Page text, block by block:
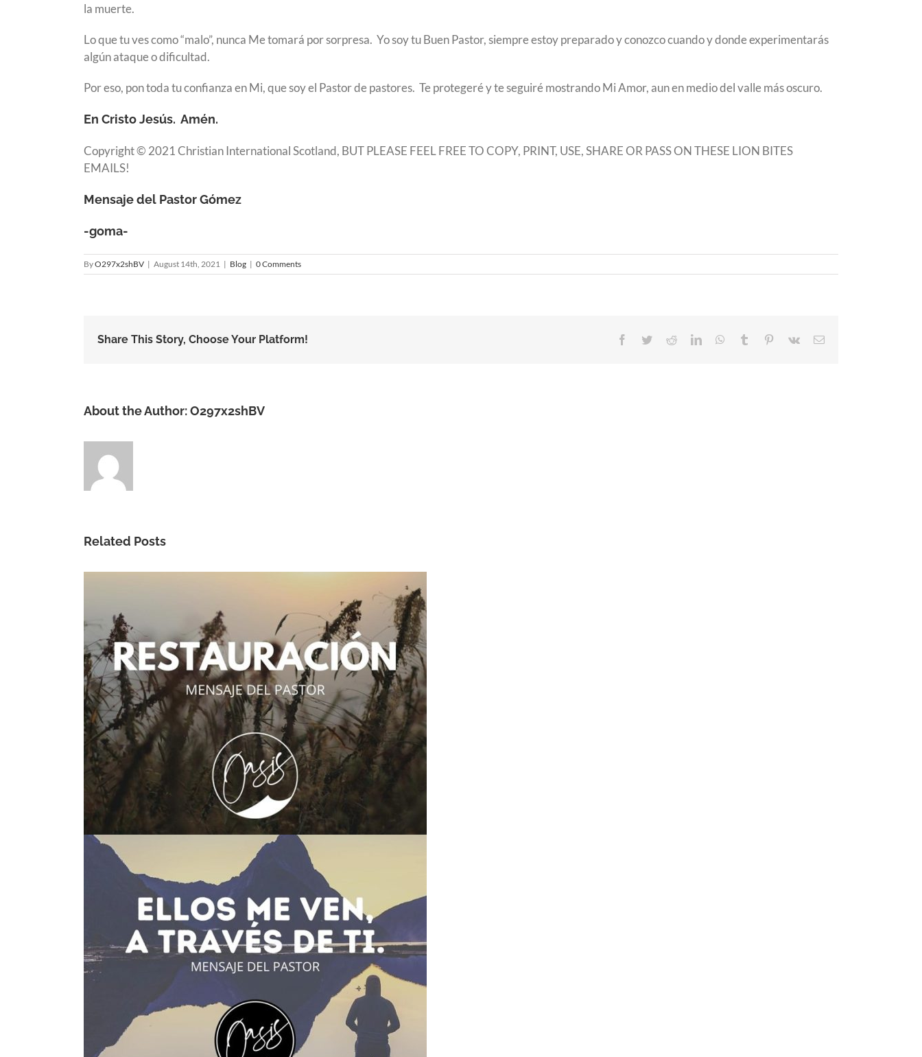
la muerte.
Lo que tu ves como “malo”, nunca Me tomará por sorpresa. Yo soy tu Buen Pastor, siempre estoy preparado y conozco cuando y donde experimentarás
algún ataque o dificultad.
Por eso, pon toda tu confianza en Mi, que soy el Pastor de pastores. Te protegeré y te seguiré mostrando Mi Amor, aun en medio del valle más oscuro.
En Cristo Jesús. Amén.
Copyright © 2021 Christian International Scotland, BUT PLEASE FEEL FREE TO COPY, PRINT, USE, SHARE OR PASS ON THESE LION BITES
EMAILS!
Mensaje del Pastor Gómez
-goma-
ByO297x2shBV | August 14th, 2021 | Blog | 0 Comments
Share This Story, Choose Your Platform! Facebook
TwitterRedditLinkedInWhatsApp
Tumblr Pinterest
Vk Email
About the Author:O297x2shBV
Related Posts